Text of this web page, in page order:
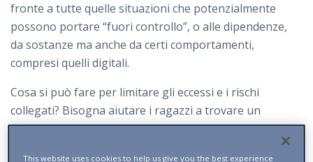
fronte a tutte quelle situazioni che potenzialmente
possono portare “fuori controllo”, o alle dipendenze,
da sostanze ma anche da certi comportamenti,
compresi quelli digitali.
Cosa si può fare per limitare gli eccessi e i rischi
collegati? Bisogna aiutare i ragazzi a trovare un
equilibrio,un uso bilanciato e sano dello
(impresa non facile, ma possibile, anche
This website uses cookies to help us give you the best experience